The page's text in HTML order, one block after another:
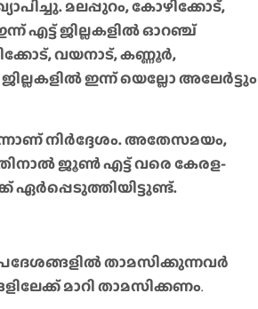
മലപ്പുറം, കോഴിക്കോട്,
എട്ട് ജില്ലകളില്‍ ഓറഞ്ച്
വയനാട്, കണ്ണൂര്‍,
ഇന്ന് യെല്ലോ അലേര്‍ട്ടും
നിര്‍ദ്ദേശം. അതേസമയം,
ജൂണ്‍ എട്ട് വരെ കേരള-
ഏര്‍പ്പെടുത്തിയിട്ടുണ്ട്.
താമസിക്കുന്നവർ
മാറി താമസിക്കണം.